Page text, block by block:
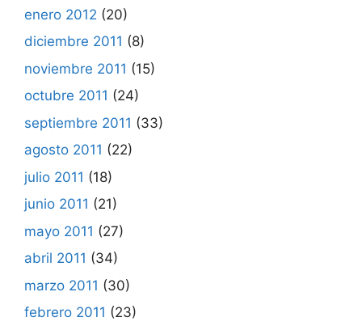
enero 2012 (20)
diciembre 2011 (8)
noviembre 2011 (15)
octubre 2011 (24)
septiembre 2011 (33)
agosto 2011 (22)
julio 2011 (18)
junio 2011 (21)
mayo 2011 (27)
abril 2011 (34)
marzo 2011 (30)
febrero 2011 (23)